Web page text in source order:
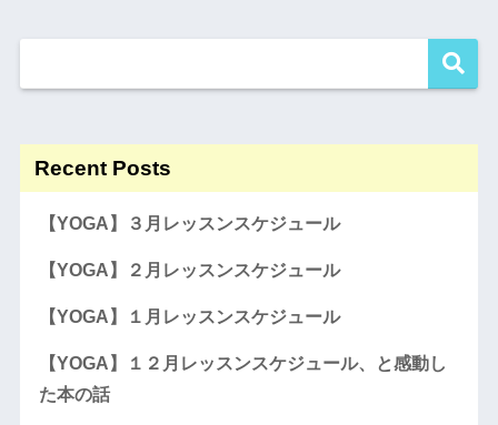
Recent Posts
【YOGA】３月レッスンスケジュール
【YOGA】２月レッスンスケジュール
【YOGA】１月レッスンスケジュール
【YOGA】１２月レッスンスケジュール、と感動し
た本の話